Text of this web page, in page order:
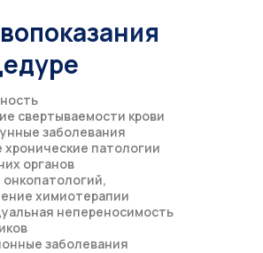
свертываемости крови
заболевания
патологии
органов
химиотерапии
непереносимость
заболевания